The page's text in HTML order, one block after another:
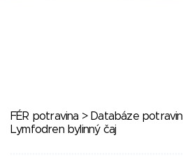
FÉR potravina > Databáze potravin
Lymfodren bylinný čaj